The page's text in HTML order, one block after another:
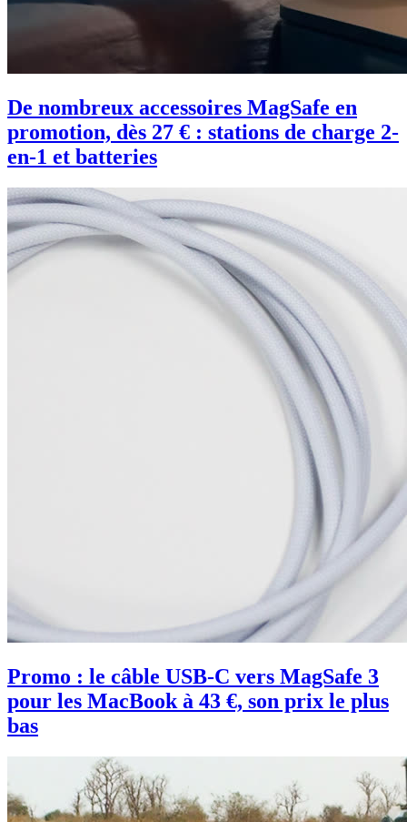
De nombreux accessoires MagSafe en
promotion, dès 27 € : stations de charge 2-
en-1 et batteries
Promo : le câble USB-C vers MagSafe 3
pour les MacBook à 43 €, son prix le plus
bas